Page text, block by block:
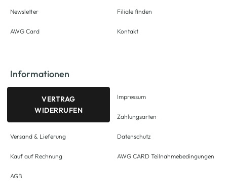
Newsletter
AWG Card
Filiale finden
Kontakt
Informationen
VERTRAG
WIDERRUFEN
Versand & Lieferung
Kauf auf Rechnung
AGB
Impressum
Zahlungsarten
Datenschutz
AWG CARD Teilnahmebedingungen